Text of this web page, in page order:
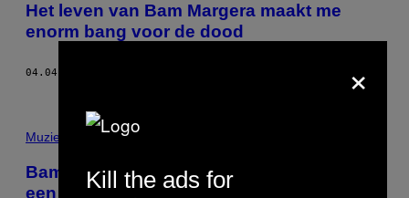
Het leven van Bam Margera maakt me
enorm bang voor de dood
04.04.16
Muziek
Bam Margera is in elkaar geslagen door
een IJslandse rapcrew
×
Kill the ads for